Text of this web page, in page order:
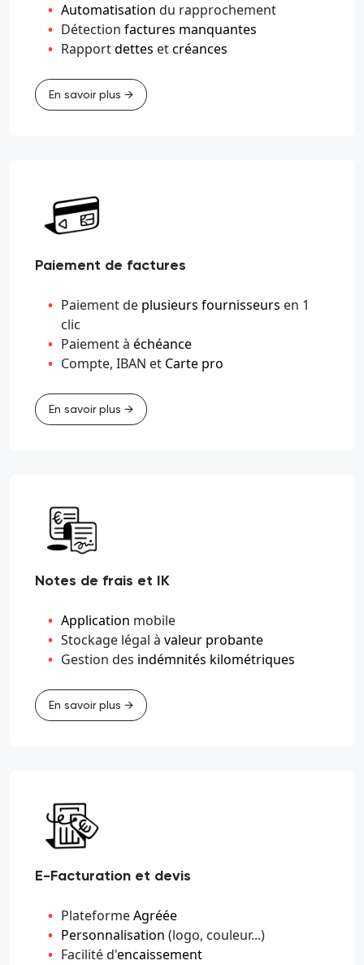
Automatisation du rapprochement
Détection factures manquantes
Rapportdettes etcréances
En savoir plus →
Paiement de factures
Paiement de plusieurs fournisseurs en 1
clic
Paiement à échéance
Compte, IBAN et Carte pro
En savoir plus →
Notes de frais et IK
Application mobile
Stockage légal à valeur probante
Gestion des indémnités kilométriques
En savoir plus →
E-Facturation et devis
PlateformeAgréée
Personnalisation (logo, couleur...)
Facilité d'encaissement